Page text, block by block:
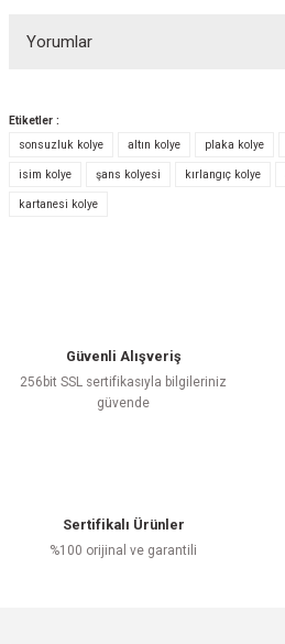
Yorumlar
Bu ürüne ilk yorumu
Etiketler :
sonsuzluk kolye
altın kolye plaka kolye
isim kolye şans kolyesi kırlangıç kolye
kartanesi kolye
Güvenli Alışveriş
256bit SSL sertifikasıyla bilgileriniz
güvende
Sertifikalı Ürünler
%100 orijinal ve garantili